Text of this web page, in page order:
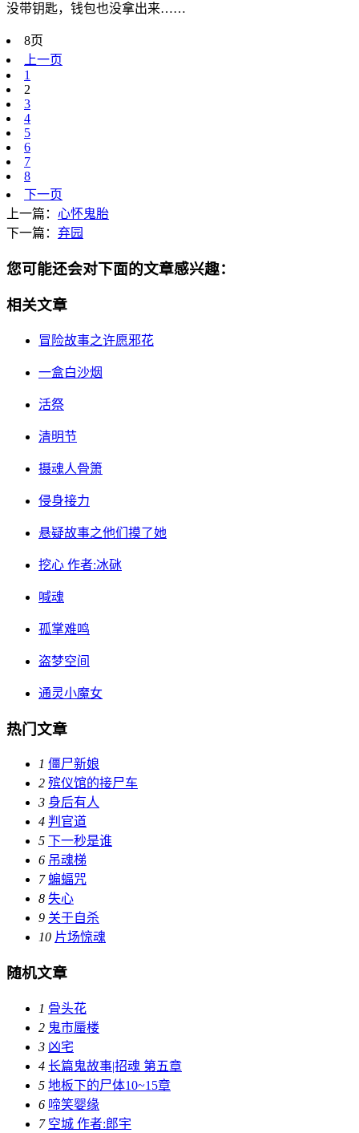
没带钥匙，钱包也没拿出来……
8页
上一页
1
2
3
4
5
6
7
8
下一页
上一篇： 心怀鬼胎
下一篇： 弃园
您可能还会对下面的文章感兴趣：
相关文章
冒险故事之许愿邪花
一盒白沙烟
活祭
清明节
摄魂人骨箫
侵身接力
悬疑故事之他们摸了她
挖心 作者:冰砯
喊魂
孤掌难鸣
盗梦空间
通灵小魔女
热门文章
1 僵尸新娘
2 殡仪馆的接尸车
3 身后有人
4 判官道
5 下一秒是谁
6 吊魂梯
7 蝙蝠咒
8 失心
9 关于自杀
10 片场惊魂
随机文章
1 骨头花
2 鬼市蜃楼
3 凶宅
4 长篇鬼故事|招魂 第五章
5 地板下的尸体10~15章
6 啼笑婴缘
7 空城 作者:郎宇